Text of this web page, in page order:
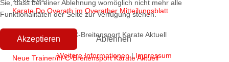
Karate Do Overath im Overather Mitteilungsblatt
Neue Trainer/in-C-Breitensport Karate Aktuell
Sie, dass bei einer Ablehnung womöglich nicht mehr alle
Funktionalitäten der Seite zur Verfügung stehen.
Akzeptieren Ablehnen
Weitere Informationen|Impressum